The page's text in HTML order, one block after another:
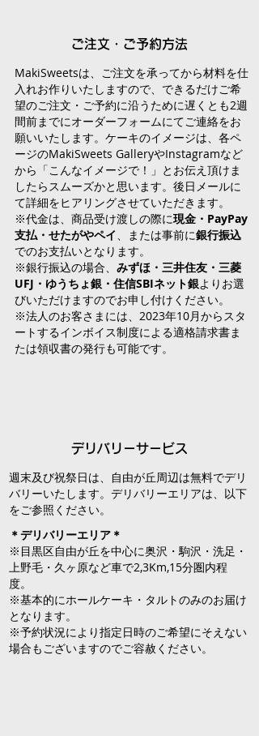
​ご注文・ご予約方法
MakiSweetsは、ご注文を承ってから材料を仕
入れお作りいたしますので、できるだけご希
望のご注文・ご予約に沿うために遅くとも2週
間前までにオーダーフォームにてご連絡をお
願いいたします。ケーキのイメージは、各ペ
ージのMakiSweets GalleryやInstagramなど
から「こんなイメージで！」とお伝え頂けま
したらスムーズかと思います。後日メールに
て詳細をヒアリングさせていただきます。
※代金は、商品受け渡しの際に現金・PayPay
支払・せたがやペイ、または事前に銀行振込
でのお支払いとなります。
※銀行振込の場合、 みずほ・三井住友・三菱
UFJ・ゆうちょ銀・住信SBIネット銀よりお選
びいただけますのでお申し付けください。
※法人のお客さまには、2023年10月からスタ
ートするインボイス制度による適格請求書ま
たは領収書の発行も可能です。
デリバリーサービス
週末及び祝祭日は、自由が丘周辺は無料でデリ
バリーいたします。デリバリーエリアは、以下
をご参照ください。
＊デリバリーエリア＊
※目黒区自由が丘を中心に奥沢・駒沢・洗足・
上野毛・久ヶ原など車で2,3Km,15分圏内程
度。
※基本的にホールケーキ・タルトのみのお届け
となります。
※予約状況により指定日時のご希望にそえない
場合もございますのでご容赦ください。